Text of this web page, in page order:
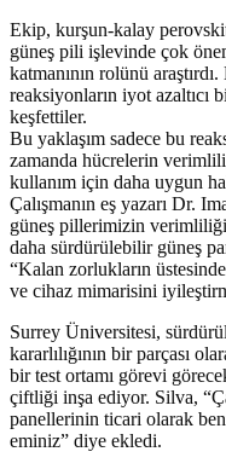
Ekip, kurşun-kalay
güneş pili işlevinde çok
katmanının rolünü
reaksiyonların iyot azaltıcı
keşfettiler.
Bu yaklaşım sadece bu
zamanda hücrelerin
kullanım için daha uygun
Çalışmanın eş yazarı Dr.
güneş pillerimizin
daha sürdürülebilir güneş
“Kalan zorlukların
ve cihaz mimarisini
Surrey Üniversitesi,
kararlılığının bir parçası
bir test ortamı görevi
çiftliği inşa ediyor. Silva,
panellerinin ticari olarak
eminiz” diye ekledi.